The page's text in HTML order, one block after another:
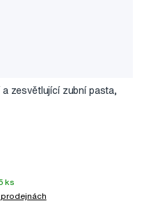
a zesvětlující zubní pasta,
ks